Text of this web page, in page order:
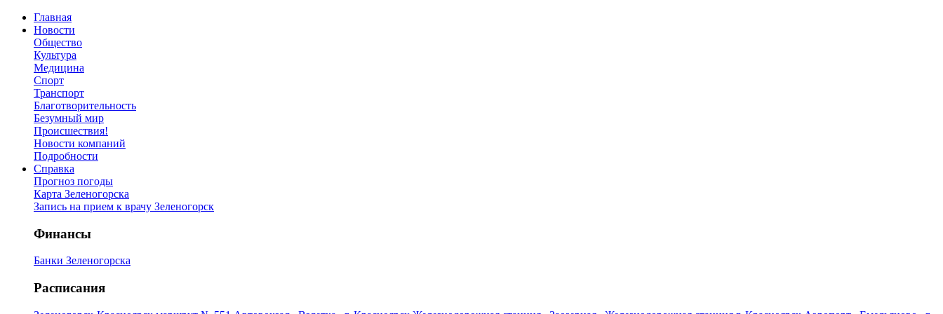
Главная
Новости
Общество
Культура
Медицина
Спорт
Транспорт
Благотворительность
Безумный мир
Происшествия!
Новости компаний
Подробности
Справка
Прогноз погоды
Карта Зеленогорска
Запись на прием к врачу Зеленогорск
Финансы
Банки Зеленогорска
Расписания